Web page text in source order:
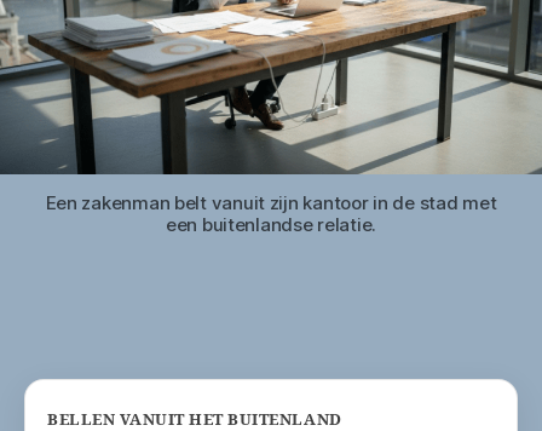
gratis
doorverbinden
Een zakenman belt vanuit zijn kantoor in de stad met
een buitenlandse relatie.
BELLEN VANUIT HET BUITENLAND